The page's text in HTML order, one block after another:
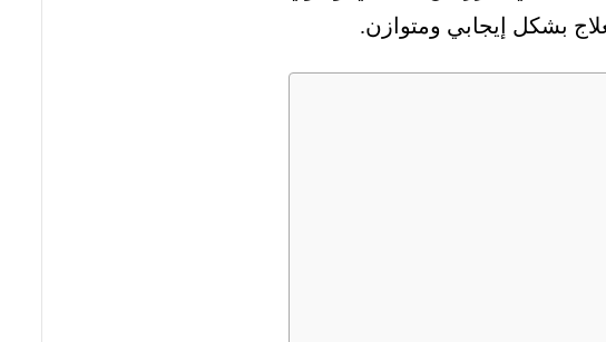
بشكل إيجابي ومتوازن.